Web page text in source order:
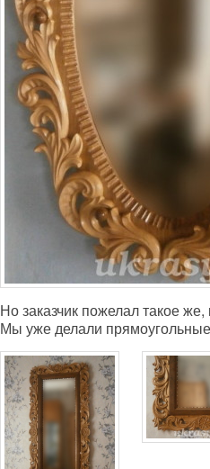
Но заказчик пожелал такое
Мы уже делали